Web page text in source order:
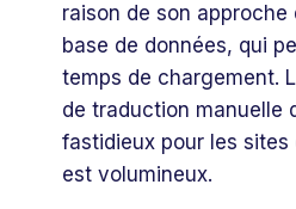
raison de son
base de données, qui
temps de chargement.
de traduction manuelle
fastidieux pour les
est volumineux.